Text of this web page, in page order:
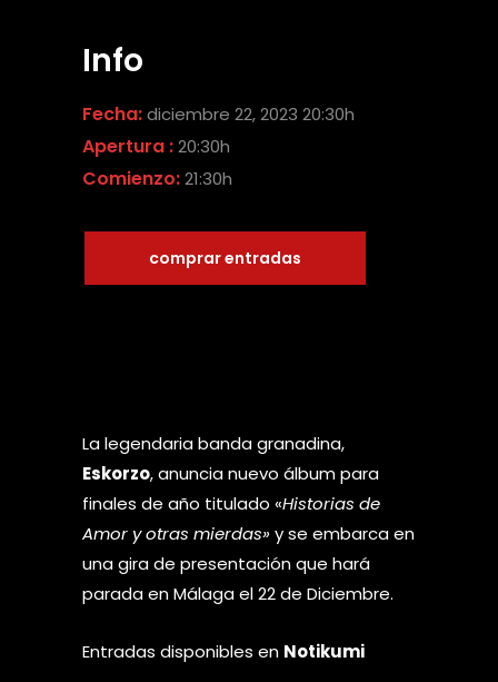
Info
Fecha:diciembre 22, 2023 20:30h
Apertura :20:30h
Comienzo:21:30h
comprar entradas
La legendaria banda granadina,
Eskorzo, anuncia nuevo álbum para
finales de año titulado «Historias de
Amor y otras mierdas»y se embarca en
una gira de presentación que hará
parada en Málaga el 22 de Diciembre.
Entradas disponibles en Notikumi